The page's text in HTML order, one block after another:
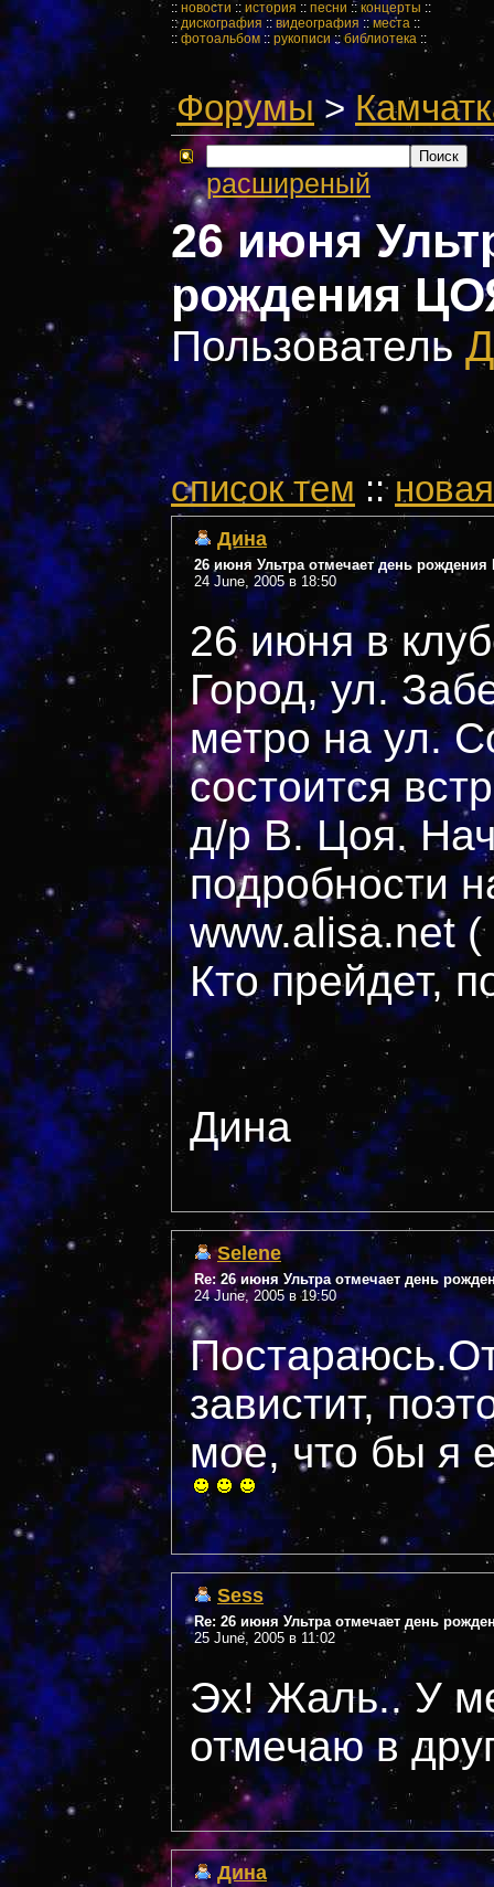
:: новости :: история :: песни :: концерты ::
::дискография :: видеография ::места ::
:: фотоальбом::рукописи::библиотека ::
Форумы>
расширеный
26 июня
рождения
Пользователь
cписок тем ::
Дина
26 июня Ультра отмечает день
24 June, 2005 в 18:50
26 июня в
Город, ул.
метро на ул.
состоится
д/р В. Цоя.
подробности
www.alisa.net (
Кто прейдет,
Дина
Selene
Re: 26 июня Ультра отмечает день
24 June, 2005 в 19:50
завистит,
мое, что бы я
Sess
Re: 26 июня Ультра отмечает день
25 June, 2005 в 11:02
Эх! Жаль.. У
отмечаю в
Дина